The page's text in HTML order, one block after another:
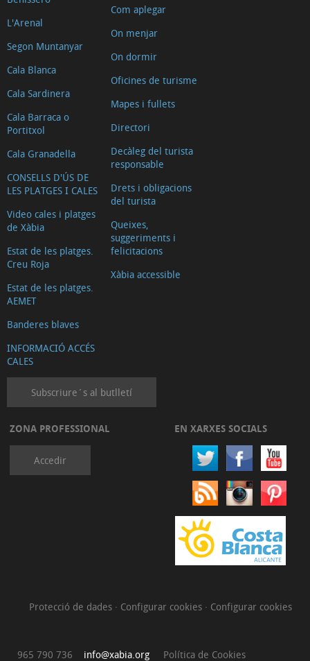
L'Arenal
Segon Muntanyar
Cala Blanca
Cala Sardinera
Cala Barraca o
Portitxol
Cala Granadella
CONSELLS D'ÚS DE
LES PLATGES I CALES
Video cales i platges
de Xàbia
Estat de les platges.
Creu Roja
Estat de les platges.
AEMET
Banderes blaves
INFORMACIÓ ACCÉS
CALES
Com aplegar
On menjar
On dormir
Oficines de turisme
Mapes i fullets
Directori
Decàleg del turista
responsable
Drets i obligacions
del turista
Queixes,
suggeriments i
felicitacions
Xàbia accessible
Subscriure´s al butlletí
ZONA PROFESSIONAL
Accedir
EN XARXES SOCIALS
Protecció de dades · Configurar cookies · Configurar cookies
965 790 736 info@xabia.org Política de Cookies